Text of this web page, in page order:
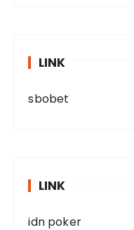
LINK
sbobet
LINK
idn poker